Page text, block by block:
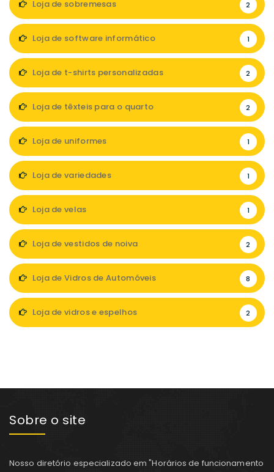
Loja de sobremesas 2
Loja de software informático 1
Loja de t-shirts personalizadas 2
Loja de têxteis para o quarto 2
Loja de uniformes 1
Loja de variedades 1
Loja de velas 1
Loja de vestidos de noiva 2
Loja de Vidros de Automóveis 8
Loja de vidros e espelhos 2
Sobre o site
Nosso diretório especializado em "Horários de funcionamento